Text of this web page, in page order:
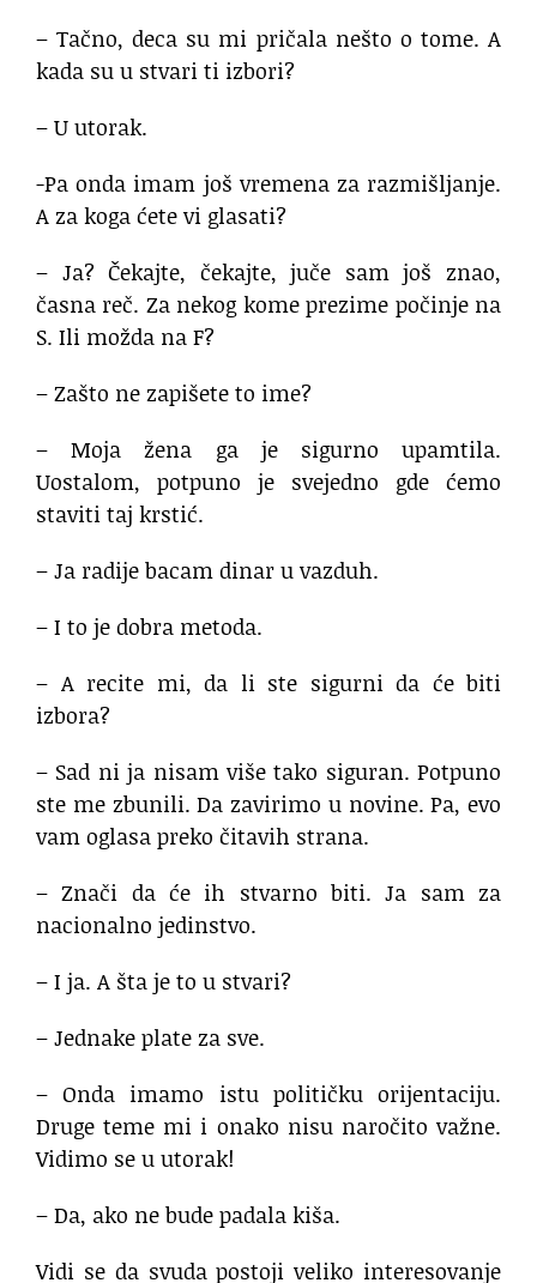
– Tačno, deca su mi pričala nešto o tome. A
kada su u stvari ti izbori?
– U utorak.
-Pa onda imam još vremena za razmišljanje.
A za koga ćete vi glasati?
– Ja? Čekajte, čekajte, juče sam još znao,
časna reč. Za nekog kome prezime počinje na
S. Ili možda na F?
– Zašto ne zapišete to ime?
– Moja žena ga je sigurno upamtila.
Uostalom, potpuno je svejedno gde ćemo
staviti taj krstić.
– Ja radije bacam dinar u vazduh.
– I to je dobra metoda.
– A recite mi, da li ste sigurni da će biti
izbora?
– Sad ni ja nisam više tako siguran. Potpuno
ste me zbunili. Da zavirimo u novine. Pa, evo
vam oglasa preko čitavih strana.
– Znači da će ih stvarno biti. Ja sam za
nacionalno jedinstvo.
– I ja. A šta je to u stvari?
– Jednake plate za sve.
– Onda imamo istu političku orijentaciju.
Druge teme mi i onako nisu naročito važne.
Vidimo se u utorak!
– Da, ako ne bude padala kiša.
Vidi se da svuda postoji veliko interesovanje